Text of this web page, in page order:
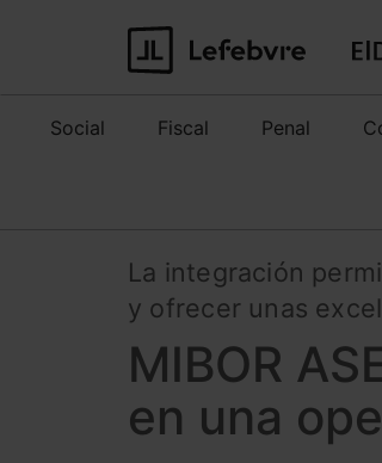
Social Fiscal Penal
La integración
y ofrecer unas
MIBOR
en una